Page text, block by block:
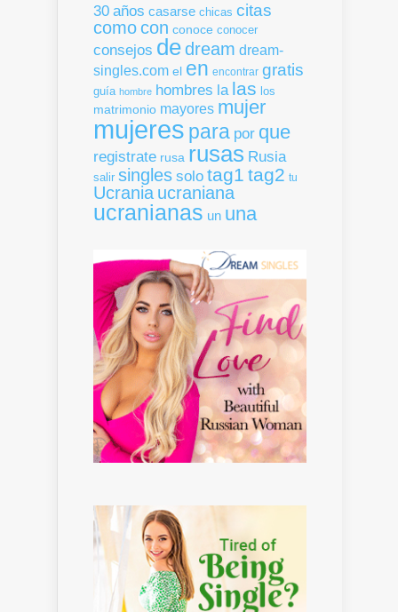
30 años casarse chicas citas
comocon conoce conocer
consejos dedream dream-
singles.com el en encontrar gratis
guía hombre hombres la las los
matrimonio mayores mujer
mujeres para por que
registrate rusa rusas Rusia
salir singles solo tag1 tag2 tu
Ucrania ucraniana
ucranianas un una